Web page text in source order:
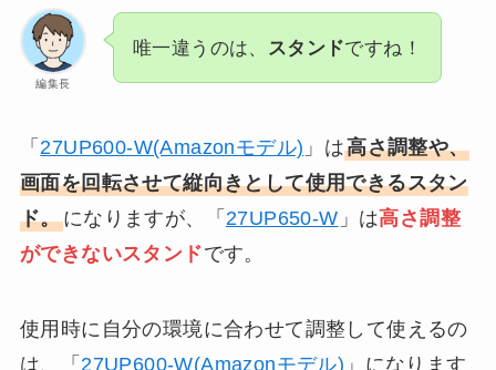
編集長
唯一違うのは、 スタンドですね！
「 27UP600-W(Amazonモデル) 」は高さ調整や、
画面を回転させて縦向きとして使用できるスタン
ド。になりますが、「 27UP650-W 」は高さ調整
ができないスタンドです。
使用時に自分の環境に合わせて調整して使えるの
は、「 27UP600-W(Amazonモデル) 」になります